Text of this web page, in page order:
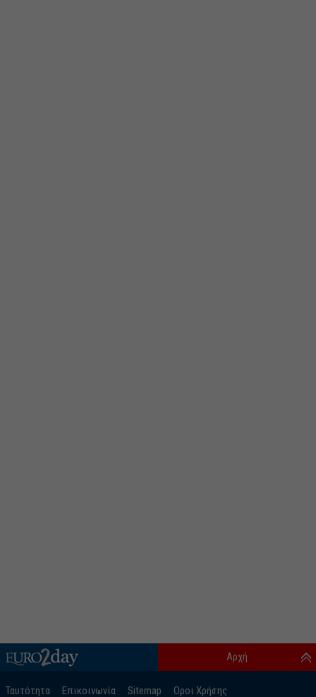
Ταυτότητα Επικοινωνία Sitemap Οροι Χρήσης
Αρχή